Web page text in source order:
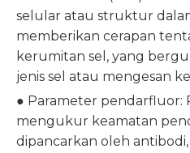
selular atau struktur
memberikan cerapan
kerumitan sel, yang
jenis sel atau mengesan
● Parameter pendarfluor:
mengukur keamatan
dipancarkan oleh